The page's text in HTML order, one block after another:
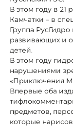
В этом году в 21
Камчатки – в
Группа
развивающих и
детей.
В этом году
нарушениями
«Приключения
Впервые оба
предметов,
которые